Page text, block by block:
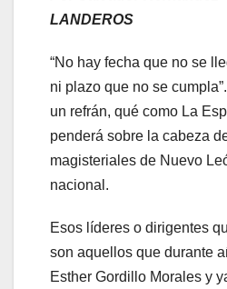
LANDEROS
“No hay fecha que no se
ni plazo que no se
un refrán, qué como La
penderá sobre la cabeza
magisteriales de Nuevo
nacional.
Esos líderes o dirigentes
son aquellos que durante
Esther Gordillo Morales y